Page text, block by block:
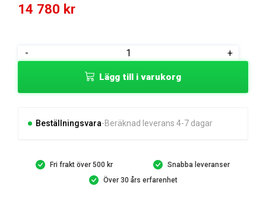
14 780 kr
-
VALVE
CONTROL
+
Lägg till i varukorg
Beställningsvara Beräknad leverans 4-7 dagar
Fri frakt över 500 kr
Snabba leveranser
Över 30 års erfarenhet